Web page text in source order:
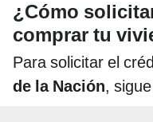
¿Cómo
comprar tu
Para solicitar el
de la Nación,